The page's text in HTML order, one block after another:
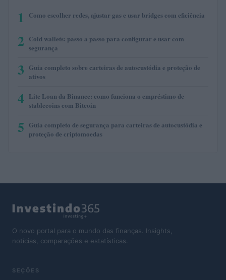
1 Como escolher redes, ajustar gas e usar bridges com eficiência
2 Cold wallets: passo a passo para configurar e usar com
segurança
3 Guia completo sobre carteiras de autocustódia e proteção de
ativos
4 Lite Loan da Binance: como funciona o empréstimo de
stablecoins com Bitcoin
5 Guia completo de segurança para carteiras de autocustódia e
proteção de criptomoedas
O novo portal para o mundo das finanças. Insights,
notícias, comparações e estatísticas.
SEÇÕES